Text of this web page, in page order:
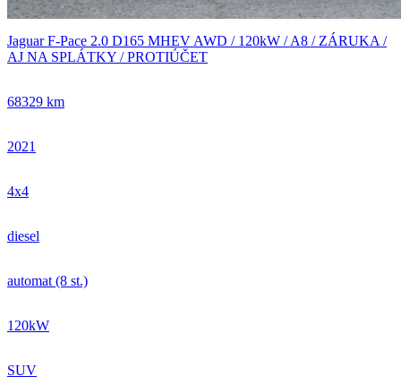
Jaguar F-Pace 2.0 D165 MHEV AWD / 120kW / A8 / ZÁRUKA /
AJ NA SPLÁTKY / PROTIÚČET
68329 km
2021
4x4
diesel
automat (8 st.)
120kW
SUV